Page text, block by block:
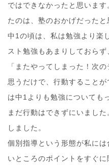
ではできなかったと思いま
たのは、塾のおかげだったと
中1の頃は、私は勉強より楽
スト勉強もあまりしておら
「またやってしまった！次
思うだけで、行動すること
は中1よりも勉強についても
まだ行動はできずにいまし
しました。
個別指導という形態が私に
いところのポイントをすぐ